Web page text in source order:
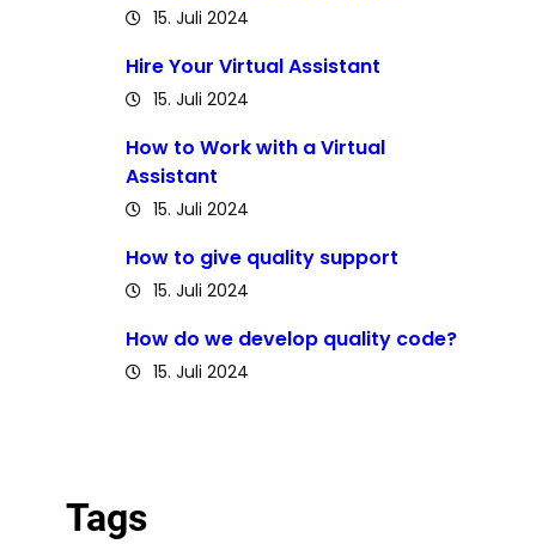
15. Juli 2024
Hire Your Virtual Assistant
15. Juli 2024
How to Work with a Virtual
Assistant
15. Juli 2024
How to give quality support
15. Juli 2024
How do we develop quality code?
15. Juli 2024
Tags